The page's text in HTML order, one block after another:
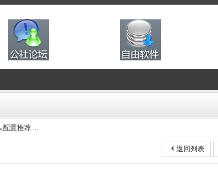
配置推荐 ...
返回列表